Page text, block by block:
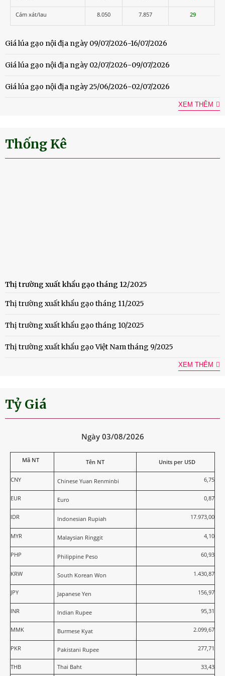
Cám xát/lau 8.050 7.857 29
Giá lúa gạo nội địa ngày 09/07/2026-16/07/2026
Giá lúa gạo nội địa ngày 02/07/2026-09/07/2026
Giá lúa gạo nội địa ngày 25/06/2026-02/07/2026
XEM THÊM
Thống Kê
Thị trường xuất khẩu gạo tháng 12/2025
Thị trường xuất khẩu gạo tháng 11/2025
Thị trường xuất khẩu gạo tháng 10/2025
Thị trường xuất khẩu gạo Việt Nam tháng 9/2025
XEM THÊM
Tỷ Giá
Ngày 03/08/2026
Mã NT Tên NT Units per USD
CNY Chinese Yuan Renminbi 6,75
EUR Euro 0,87
IDR Indonesian Rupiah 17.973,00
MYR Malaysian Ringgit 4,10
PHP Philippine Peso 60,93
KRW South Korean Won 1.430,87
JPY Japanese Yen 156,97
INR Indian Rupee 95,31
MMK Burmese Kyat 2.099,67
PKR Pakistani Rupee 277,71
THB Thai Baht
33,43